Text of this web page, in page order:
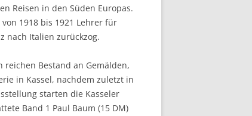
Reisen in den Süden Europas.
1918 bis 1921 Lehrer für
nach Italien zurückzog.
reichen Bestand an Gemälden,
in Kassel, nachdem zuletzt in
starten die Kasseler
Band 1 Paul Baum (15 DM)